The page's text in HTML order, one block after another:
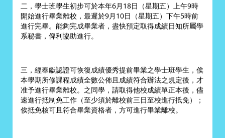
二，學士班學生初步可於本年6月18日（星期五）上午9時
開始進行畢業離校，最遲於9月10日（星期五）下午5時前
進行完畢。能夠完成畢業者，盡快預定取得成績日知所屬學
系秘書，俾利協助進行。
三，經奉獻認證可恢復成績優秀提前畢業之學士班學生，俟
本學期所修課程成績全數公佈且成績符合辦法之規定後，才
准予進行畢業離校。之同學，請取得他校成績單正本後，儘
速進行抵制免工作（至少須於離校前三日至校進行扺免）；
俟抵免核可且符合畢業資格者，方可進行畢業離校。